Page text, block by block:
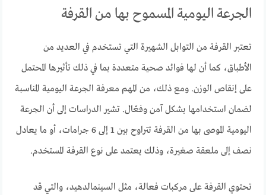
الجرعة اليومية المسموح بها من القرفة
تعتبر القرفة من التوابل الشهيرة التي تستخدم في العديد من
الأطباق، كما أن لها فوائد صحية متعددة بما في ذلك تأثيرها المحتمل
على إنقاص الوزن. ومع ذلك، من المهم معرفة الجرعة اليومية المناسبة
لضمان استخدامها بشكل آمن وفعّال. تشير الدراسات إلى أن الجرعة
اليومية الموصى بها من القرفة تتراوح بين 1 إلى 6 جرامات، أو ما يعادل
نصف إلى ملعقة صغيرة، وذلك يعتمد على نوع القرفة المستخدم.
تحتوي القرفة على مركبات فعالة، مثل السينمالدهيد، والتي قد